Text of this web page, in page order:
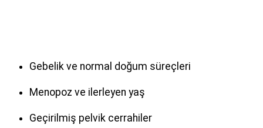
Gebelik ve normal doğum süreçleri
Menopoz ve ilerleyen yaş
Geçirilmiş pelvik cerrahiler